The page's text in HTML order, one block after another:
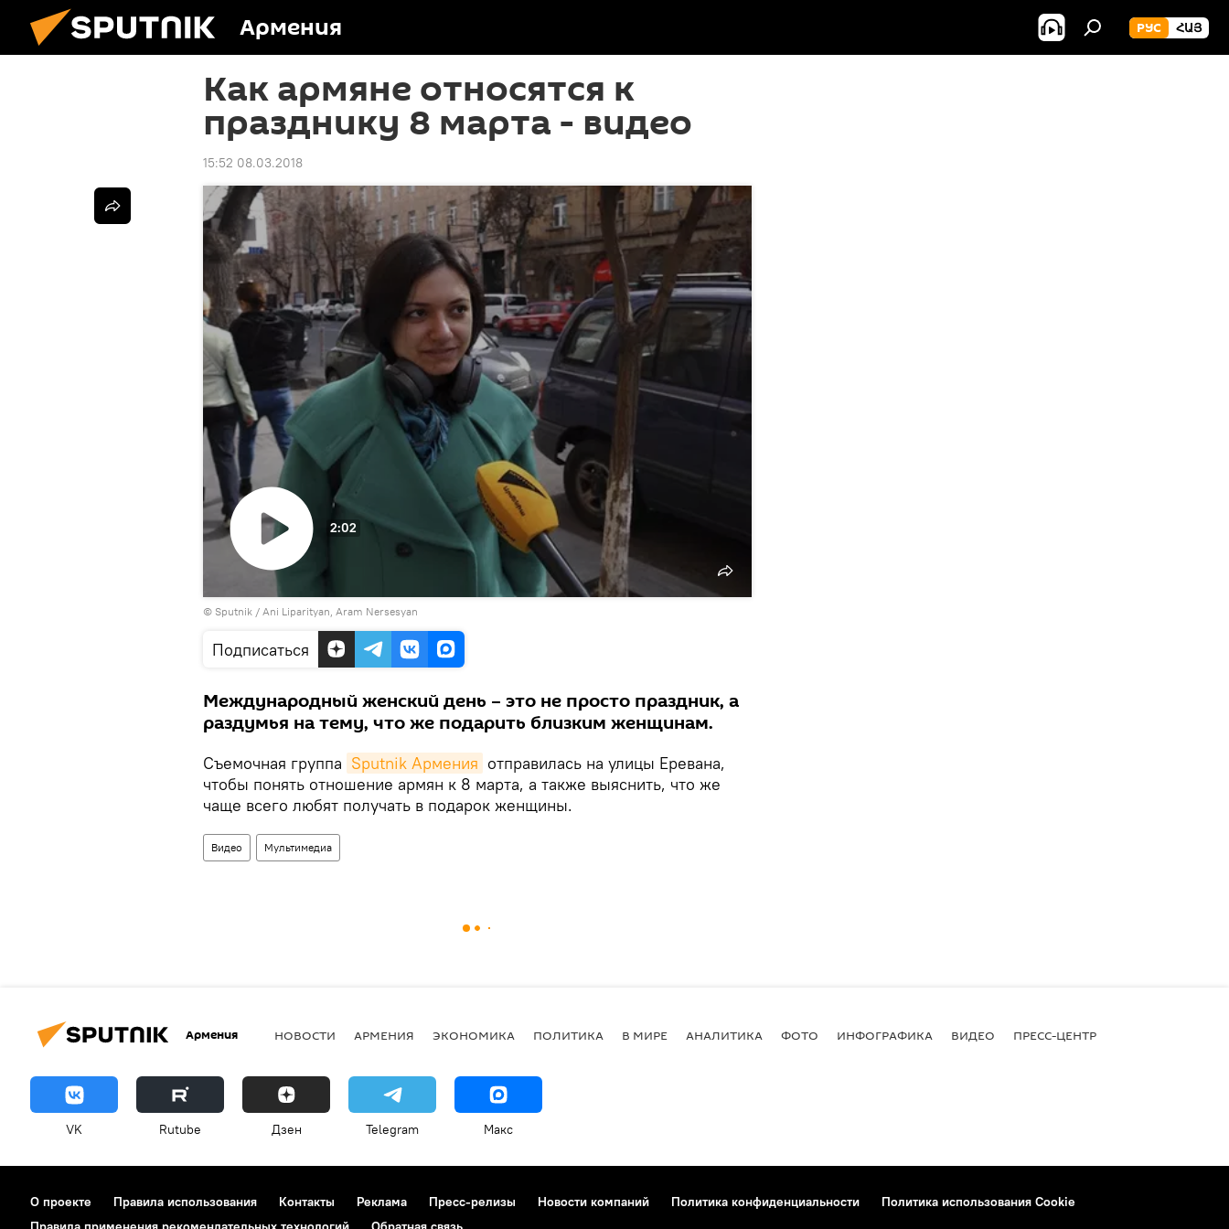
Армения РУС ՀԱՅ
Как армяне относятся к
празднику 8 марта - видео
15:52 08.03.2018
Воспроизвести
видео
2:02
© Sputnik / Ani Liparityan, Aram Nersesyan
Подписаться
Международный женский день – это не просто праздник, а
раздумья на тему, что же подарить близким женщинам.
Съемочная группа Sputnik Армения отправилась на улицы Еревана,
чтобы понять отношение армян к 8 марта, а также выяснить, что же
чаще всего любят получать в подарок женщины.
Видео Мультимедиа
Армения НОВОСТИ АРМЕНИЯ ЭКОНОМИКА ПОЛИТИКА В МИРЕ АНАЛИТИКА ФОТО ИНФОГРАФИКА ВИДЕО ПРЕСС-ЦЕНТР
VK Rutube Дзен Telegram Макс
О проекте Правила использования Контакты Реклама Пресс-релизы Новости компаний Политика конфиденциальности
Политика использования Cookie